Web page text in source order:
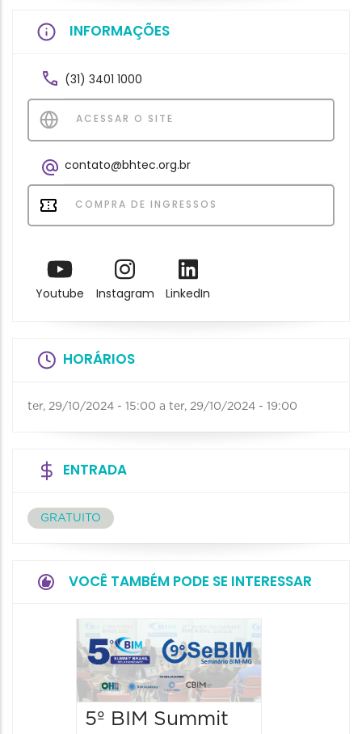
INFORMAÇÕES
(31) 3401 1000
ACESSAR O SITE
contato@bhtec.org.br
COMPRA DE INGRESSOS
Youtube Instagram LinkedIn
HORÁRIOS
ter, 29/10/2024 - 15:00 a ter, 29/10/2024 - 19:00
ENTRADA
GRATUITO
VOCÊ TAMBÉM PODE SE INTERESSAR
5º BIM Summit